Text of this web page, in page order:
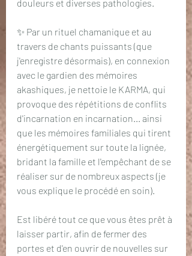
douleurs et diverses pathologies.
✨ Par un rituel chamanique et au
travers de chants puissants (que
j'enregistre désormais), en connexion
avec le gardien des mémoires
akashiques, je nettoie le KARMA, qui
provoque des répétitions de conflits
d'incarnation en incarnation... ainsi
que les mémoires familiales qui tirent
énergétiquement sur toute la lignée,
bridant la famille et l'empêchant de se
réaliser sur de nombreux aspects (je
vous explique le procédé en soin).
Est libéré tout ce que vous êtes prêt à
laisser partir, afin de fermer des
portes et d'en ouvrir de nouvelles sur